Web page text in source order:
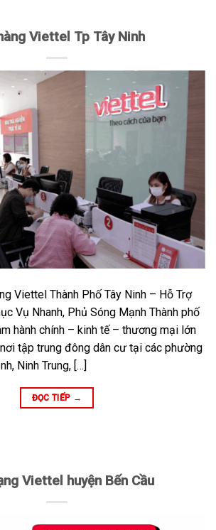
Viettel Tp Tây Ninh
Viettel Thành Phố Tây Ninh – Hỗ Trợ
Vụ Nhanh, Phủ Sóng Mạnh Thành phố
hành chính – kinh tế – thương mại lớn
tập trung đông dân cư tại các phường
Ninh Trung, […]
ĐỌC TIẾP →
Viettel huyện Bến Cầu